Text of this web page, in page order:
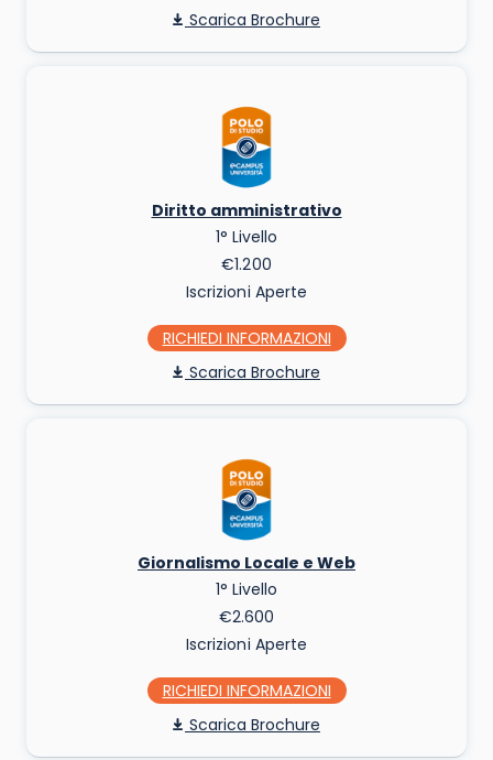
Scarica Brochure
Diritto amministrativo
1° Livello
€1.200
Iscrizioni Aperte
RICHIEDI INFO
Scarica Brochure
Giornalismo Locale e Web
1° Livello
€2.600
Iscrizioni Aperte
RICHIEDI INFO
Scarica Brochure